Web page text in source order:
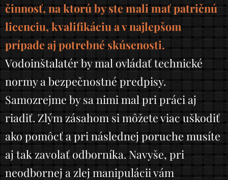
činnosť, na ktorú by ste mali mať patričnú
licenciu, kvalifikáciu a v najlepšom
prípade aj potrebné skúsenosti.
Vodoinštalatér by mal ovládať technické
normy a bezpečnostné predpisy.
Samozrejme by sa nimi mal pri práci aj
riadiť. Zlým zásahom si môžete viac uškodiť
ako pomôcť a pri následnej poruche musíte
aj tak zavolať odborníka. Navyše, pri
neodbornej a zlej manipulácii vám